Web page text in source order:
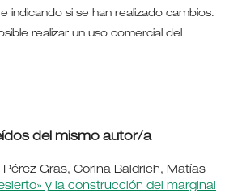
indicando si se han realizado cambios.
realizar un uso comercial del
del mismo autor/a
Pérez Gras, Corina Baldrich, Matías
y la construcción del marginal